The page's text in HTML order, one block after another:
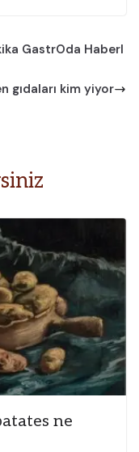
GastrOda Haberl
gıdaları kim yiyor
ne